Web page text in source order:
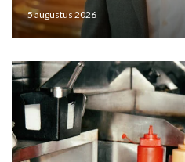
5 augustus 2026